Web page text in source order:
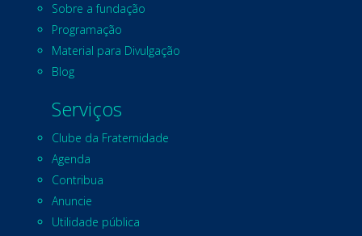
Sobre a fundação
Programação
Material para Divulgação
Blog
Serviços
Clube da Fraternidade
Agenda
Contribua
Anuncie
Utilidade pública